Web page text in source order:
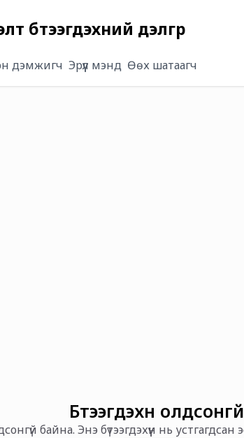
дэлгүүр
дэмжигч Эрүүл мэнд Өөх шатаагч
Бүтээгдэхүүн олдсонгүй
байна. Энэ бүтээгдэхүүн нь